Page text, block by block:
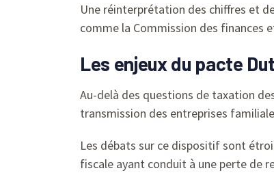
Une réinterprétation des chiffres et
comme la Commission des finances
Les enjeux du pacte
Au-delà des questions de taxation
transmission des entreprises
Les débats sur ce dispositif sont
fiscale ayant conduit à une perte de